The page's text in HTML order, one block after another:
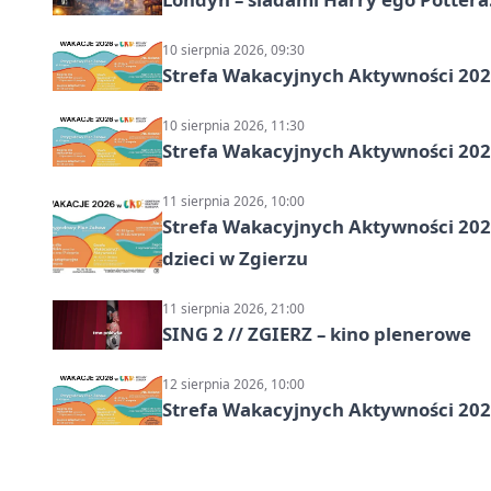
10 sierpnia 2026, 09:30
Strefa Wakacyjnych Aktywności
10 sierpnia 2026, 11:30
Strefa Wakacyjnych Aktywności
11 sierpnia 2026, 10:00
Strefa Wakacyjnych Aktywności
dzieci w Zgierzu
11 sierpnia 2026, 21:00
SING 2 // ZGIERZ – kino plenerowe
12 sierpnia 2026, 10:00
Strefa Wakacyjnych Aktywności